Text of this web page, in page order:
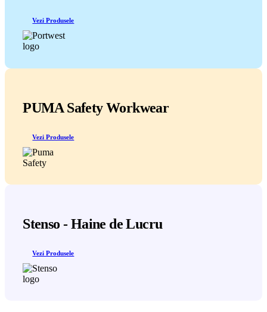
Vezi Produsele
PUMA Safety Workwear
Vezi Produsele
Stenso - Haine de Lucru
Vezi Produsele